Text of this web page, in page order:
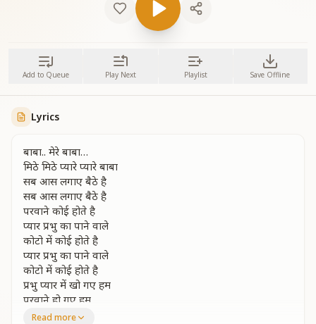
Add to Queue Play Next Playlist Save Offline
Lyrics
बाबा.. मेरे बाबा…
मिठे मिठे प्यारे प्यारे बाबा
सब आस लगाए बैठे है
सब आस लगाए बैठे है
परवाने कोई होते है
प्यार प्रभु का पाने वाले
कोटो में कोई होते है
प्यार प्रभु का पाने वाले
कोटो में कोई होते है
प्रभु प्यार में खो गए हम
परवाने हो गए हम
प्रभु प्यार में खो गए हम
Read more